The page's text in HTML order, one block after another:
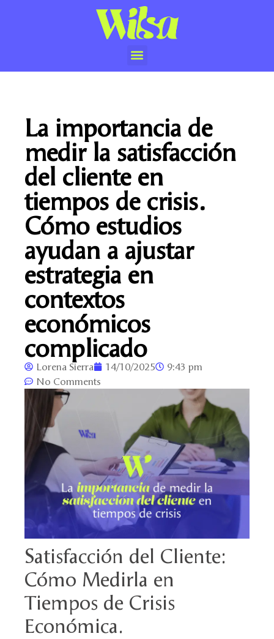
La importancia de
medir la satisfacción
del cliente en
tiempos de crisis.
Cómo estudios
ayudan a ajustar
estrategia en
contextos
económicos
complicado
Lorena Sierra 14/10/2025
9:43 pm
No Comments
Satisfacción del Cliente:
Cómo Medirla en
Tiempos de Crisis
Económica.